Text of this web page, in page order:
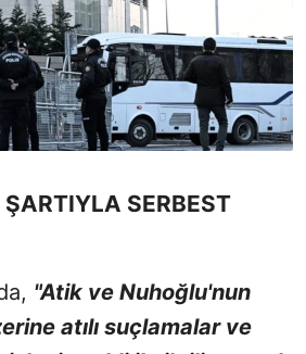
SERBEST
"Atik ve Nuhoğlu'nun
atılı suçlamalar ve